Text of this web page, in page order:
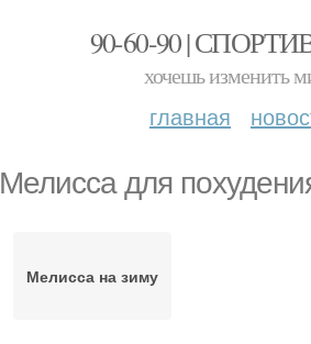
90-60-90 |
хочешь изменить
главная
Мелисса для
Мелисса на зиму